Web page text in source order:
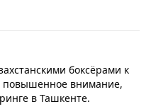
боксёрами к
повышенное внимание,
в Ташкенте.